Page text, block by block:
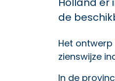
de
Het ontwerp
zienswijze
In de